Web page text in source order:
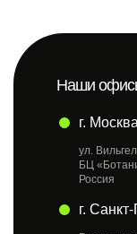
Наши
г. Москва
ул.
БЦ
Россия
г.